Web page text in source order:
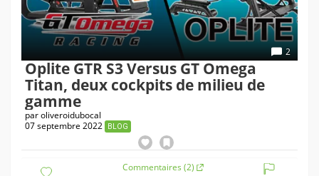
2
Oplite GTR S3 Versus GT Omega
Titan, deux cockpits de milieu de
gamme
paroliveroidubocal
07 septembre 2022
BLOG
Commentaires (2)